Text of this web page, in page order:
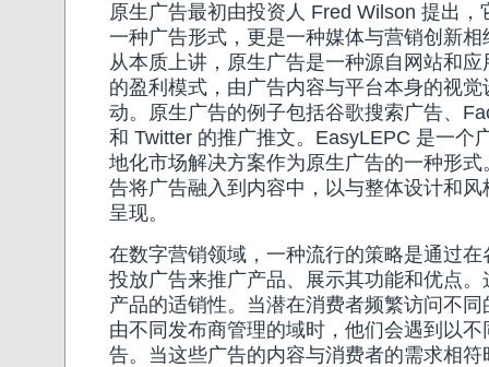
原生广告最初由投资人 Fred Wilson 提出，
一种广告形式，更是一种媒体与营销创新
从本质上讲，原生广告是一种源自网站和
的盈利模式，由广告内容与平台本身的视
动。原生广告的例子包括谷歌搜索广告、
和 Twitter 的推广推文。EasyLEPC 是一个
地化市场解决方案作为原生广告的一种形
告将广告融入到内容中，以与整体设计和
呈现。
在数字营销领域，一种流行的策略是通过
投放广告来推广产品、展示其功能和优点
产品的适销性。当潜在消费者频繁访问不
由不同发布商管理的域时，他们会遇到以
告。当这些广告的内容与消费者的需求相